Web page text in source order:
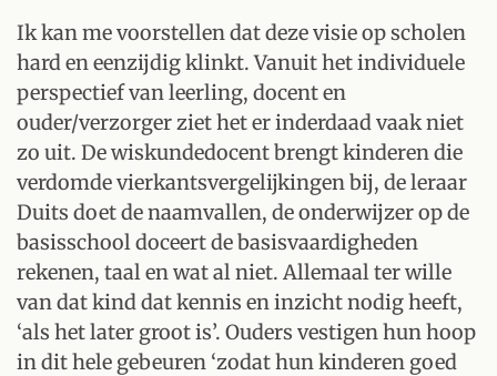
Ik kan me voorstellen dat deze visie op scholen
hard en eenzijdig klinkt. Vanuit het individuele
perspectief van leerling, docent en
ouder/verzorger ziet het er inderdaad vaak niet
zo uit. De wiskundedocent brengt kinderen die
verdomde vierkantsvergelijkingen bij, de leraar
Duits doet de naamvallen, de onderwijzer op de
basisschool doceert de basisvaardigheden
rekenen, taal en wat al niet. Allemaal ter wille
van dat kind dat kennis en inzicht nodig heeft,
‘als het later groot is’. Ouders vestigen hun hoop
in dit hele gebeuren ‘zodat hun kinderen goed